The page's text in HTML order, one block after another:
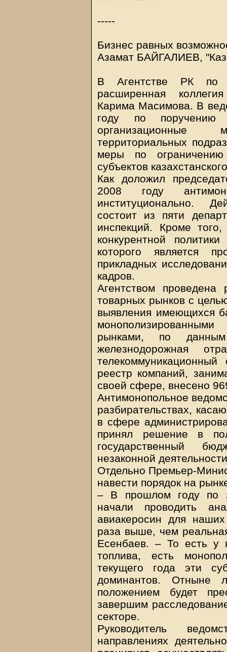
-----
Бизнес равных
Азамат БАЙГАЛИЕВ,
В Агентстве РК по
расширенная
Карима Масимова. В
году по поручению
территориальных
меры по ограничению
субъектов
Как доложил
2008 году
институционально.
состоит из пяти
инспекций. Кроме
конкурентной
которого является
прикладных
кадров.
Агентством
товарных рынков с
выявления имеющихся
рынками, по
железнодорожная
реестр компаний,
своей сфере, внесено
Антимонопольное
разбирательствах,
в сфере
принял решение в
государственный
незаконной
Отдельно Премьер-
навести порядок на
– В прошлом году по
начали проводить
авиакеросин для
раза выше, чем
Есенбаев. – То есть у
топлива, есть
текущего года эти
доминантов. Отныне
положением будет
завершим
секторе.
Руководитель
направлениях